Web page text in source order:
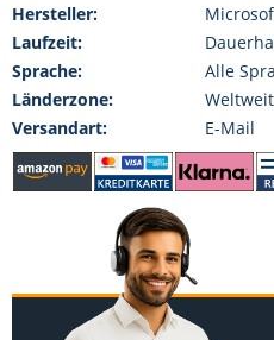
Hersteller:
Laufzeit:
Sprache:
Alle
Länderzone:
Weltweit
Versandart:
E-Mail